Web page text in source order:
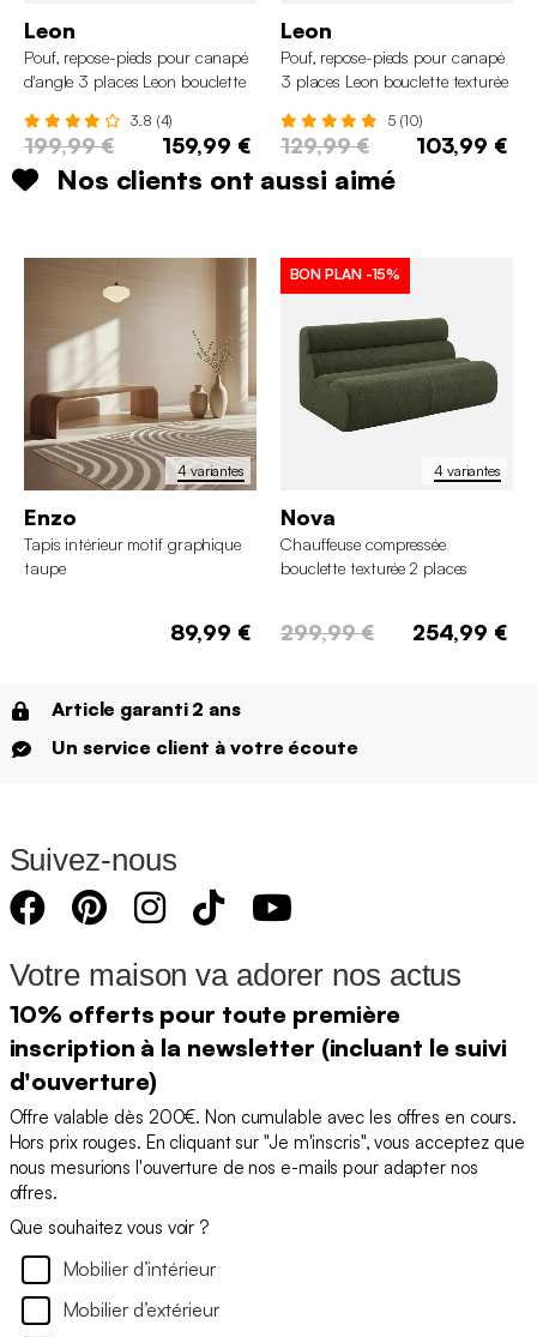
Leon
Pouf, repose-pieds pour canapé
d'angle 3 places Leon bouclette
3.8 (4)
199,99 € 159,99 €
Leon
Pouf, repose-pieds pour canapé
3 places Leon bouclette texturée
5 (10)
129,99 € 103,99 €
Nos clients ont aussi aimé
4 variantes
Enzo
Tapis intérieur motif graphique
taupe
89,99 €
4 variantes
BON PLAN -15%
Nova
Chauffeuse compressée
bouclette texturée 2 places
299,99 € 254,99 €
Article garanti 2 ans
Un service client à votre écoute
Suivez-nous
Votre maison va adorer nos actus
10% offerts pour toute première
inscription à la newsletter (incluant le suivi
d'ouverture)
Offre valable dès 200€. Non cumulable avec les offres en cours.
Hors prix rouges. En cliquant sur "Je m'inscris", vous acceptez que
nous mesurions l'ouverture de nos e-mails pour adapter nos
offres.
Que souhaitez vous voir ?
Mobilier d’intérieur
Mobilier d’extérieur